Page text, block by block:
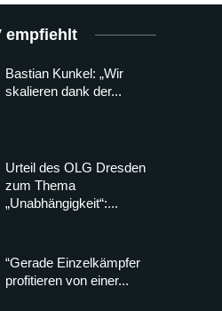
empfiehlt
Bastian Kunkel: „Wir
skalieren dank der...
Urteil des OLG Dresden
zum Thema
„Unabhängigkeit“:...
“Gerade Einzelkämpfer
profitieren von einer...